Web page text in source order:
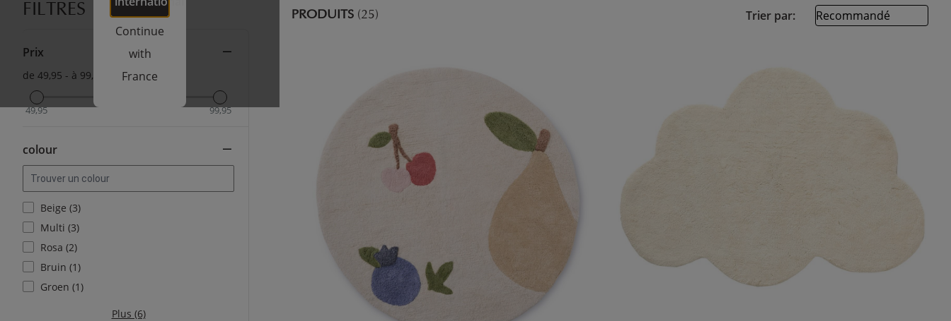
Continue
with
France
FILTRES
Prix
de 49,95 - à 99,95
49,95 99,95
colour
Beige (3)
Multi (3)
Rosa (2)
Bruin (1)
Groen (1)
Plus (6)
Trier par:
PRODUITS (25)